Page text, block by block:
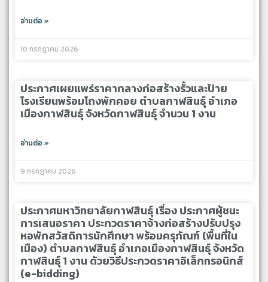
อ่านต่อ »
10 กรกฎาคม 2026
ประกาศเผยแพร่ราคากลางก่อสร้างรั้วและป้าย
โรงเรียนพร้อมโถงพักคอย ตำบลกาฬสินธุ์ อำเภอ
เมืองกาฬสินธุ์ จังหวัดกาฬสินธุ์ จำนวน 1 งาน
อ่านต่อ »
9 กรกฎาคม 2026
ประกาศมหาวิทยาลัยกาฬสินธุ์ เรื่อง ประกาศผู้ชนะ
การเสนอราคา ประกวดราคาจ้างก่อสร้างปรับปรุง
หอพักสวัสดิการนักศึกษา พร้อมครุภัณฑ์ (พื้นที่ใน
เมือง) ตำบลกาฬสินธุ์ อำเภอเมืองกาฬสินธุ์ จังหวัด
กาฬสินธุ์ 1 งาน ด้วยวิธีประกวดราคาอิเล็กทรอนิกส์
(e-bidding)